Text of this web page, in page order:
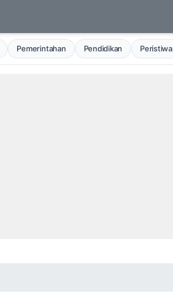
Pemerintahan Pendidikan Peristiwa